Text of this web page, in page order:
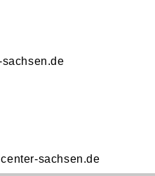
sachsen.de